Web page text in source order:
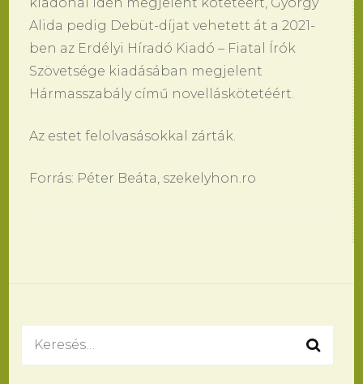
Alida pedig Debüt-díjat vehetett át a 2021-
ben az Erdélyi Híradó Kiadó – Fiatal Írók
Szövetsége kiadásában megjelent
Hármasszabály című novelláskötetéért.
Az estet felolvasásokkal zárták.
Forrás: Péter Beáta, szekelyhon.ro
Keresés: